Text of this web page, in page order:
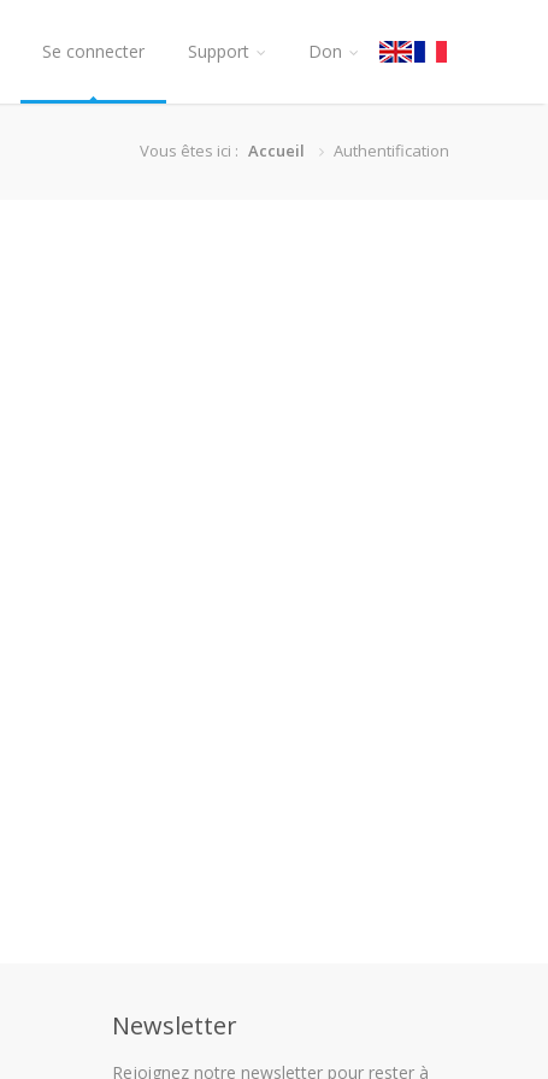
Se connecter Support Don
Vous êtes ici : Accueil Authentification
Newsletter
Rejoignez notre newsletter pour rester à